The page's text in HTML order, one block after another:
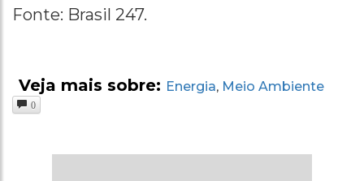
Fonte: Brasil 247.
Veja mais sobre: Energia, Meio Ambiente
0